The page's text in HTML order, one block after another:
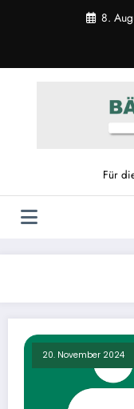
8.
Für
20. November 2024